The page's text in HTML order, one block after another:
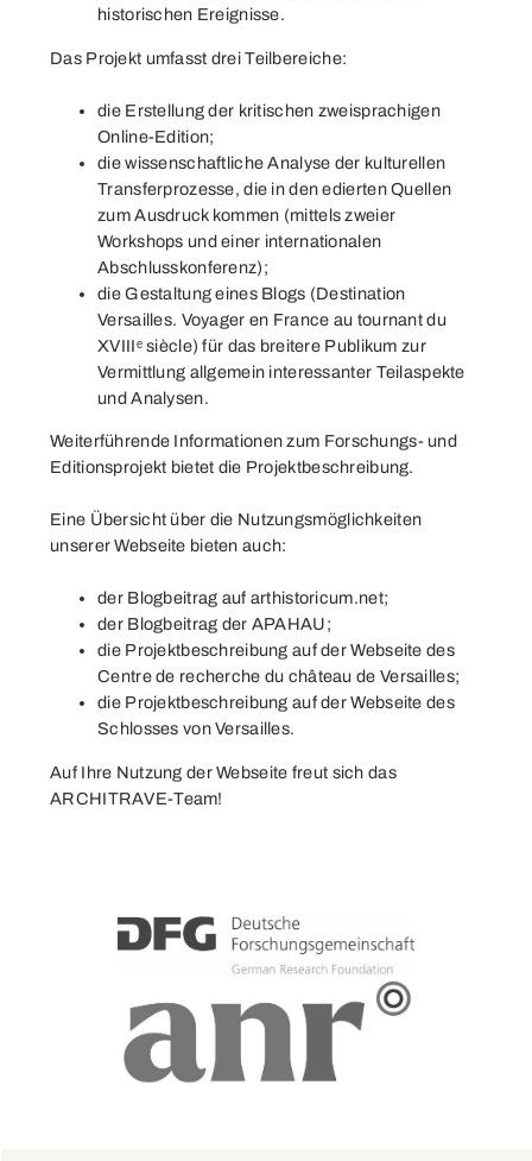
historischen Ereignisse.
Das Projekt umfasst drei Teilbereiche:
die Erstellung der kritischen zweisprachigen
Online-Edition;
die wissenschaftliche Analyse der kulturellen
Transferprozesse, die in den edierten Quellen
zum Ausdruck kommen (mittels zweier
Workshops und einer internationalen
Abschlusskonferenz);
die Gestaltung eines Blogs (Destination
Versailles. Voyager en France au tournant du
XVIIIᵉ siècle) für das breitere Publikum zur
Vermittlung allgemein interessanter Teilaspekte
und Analysen.
Weiterführende Informationen zum Forschungs- und
Editionsprojekt bietet die Projektbeschreibung.
Eine Übersicht über die Nutzungsmöglichkeiten
unserer Webseite bieten auch:
der Blogbeitrag auf arthistoricum.net;
der Blogbeitrag der APAHAU;
die Projektbeschreibung auf derWebseite des
Centre de recherche du château de Versailles;
die Projektbeschreibung auf derWebseite des
Schlosses von Versailles.
Auf Ihre Nutzung der Webseite freut sich das
ARCHITRAVE-Team!